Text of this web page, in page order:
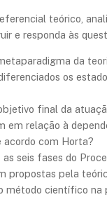
teórico,
e responda às
da
os
final da
em relação à
acordo com Horta?
as seis fases do
propostas pela
método científico na